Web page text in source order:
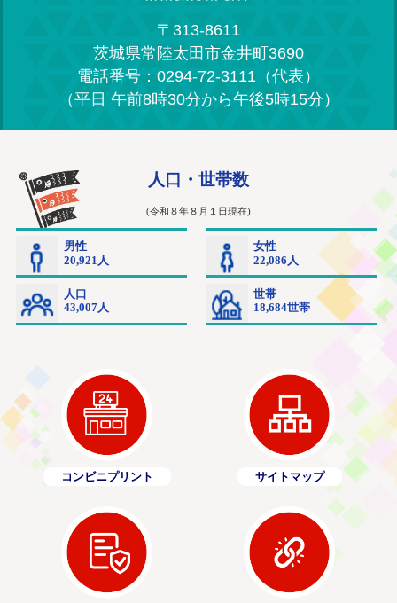
〒313-8611
茨城県常陸太田市金井町3690
電話番号：0294-72-3111（代表）
（平日 午前8時30分から午後5時15分）
コンビニプリント サイトマップ